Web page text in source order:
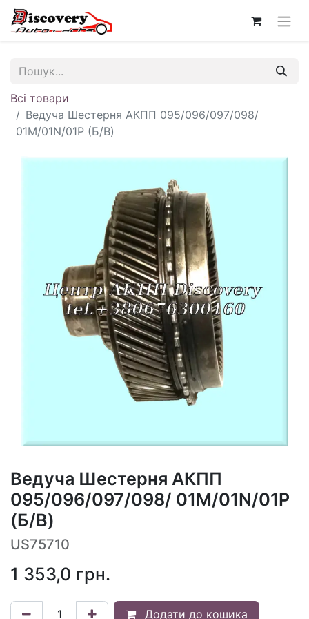
Всі товари
Ведуча Шестерня АКПП 095/096/097/098/
01M/01N/01P (Б/В)
Ведуча Шестерня АКПП
095/096/097/098/ 01M/01N/01P
(Б/В)
US75710
1 353,0 грн.
Додати до кошика